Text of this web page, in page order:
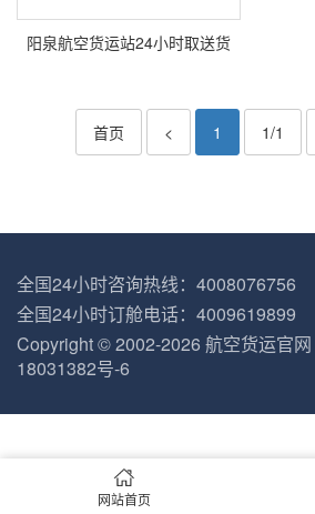
阳泉航空货运站24小时取送货
首页 < 1 1/1
全国24小时咨询热线：4008076756
全国24小时订舱电话：4009619899
Copyright © 2002-2026 航空货运官网
18031382号-6
网站首页